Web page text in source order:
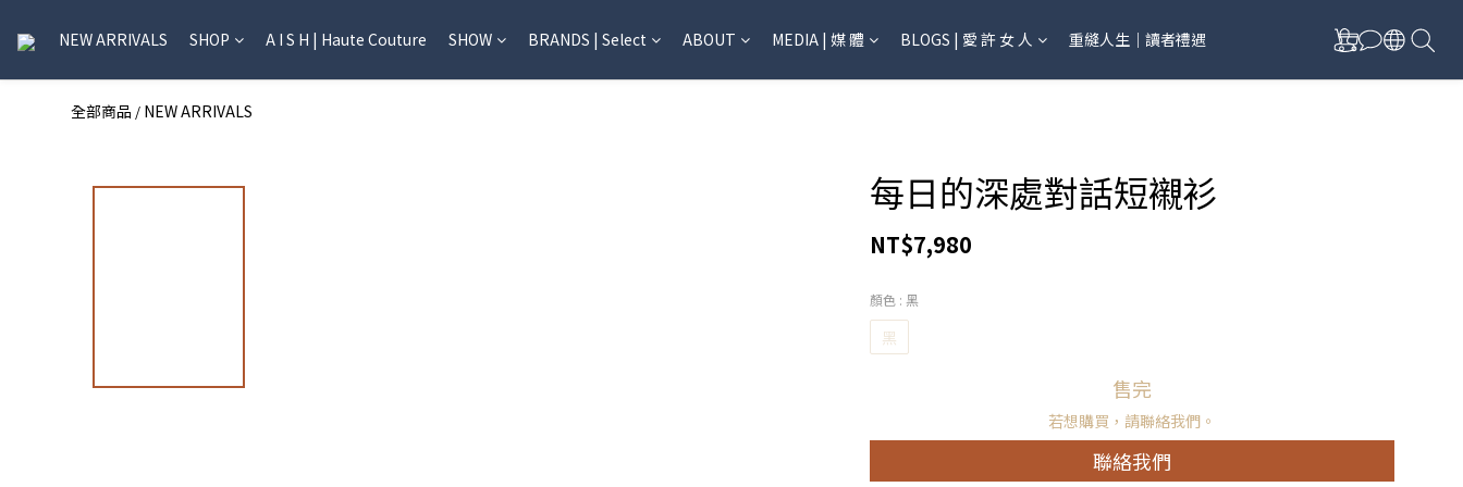
NEW ARRIVALS SHOP A I S H | Haute Couture SHOW BRANDS | Select ABOUT MEDIA | 媒 體 BLOGS | 愛 許 女 人 重縫人生｜讀者禮遇
全部商品 / NEW ARRIVALS
每日的深處對話短襯衫
NT$7,980
顏色 : 黑
黑
售完
若想購買，請聯絡我們。
聯絡我們